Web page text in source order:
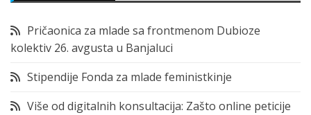
Pričaonica za mlade sa frontmenom Dubioze
kolektiv 26. avgusta u Banjaluci
Stipendije Fonda za mlade feministkinje
Više od digitalnih konsultacija: Zašto online peticije